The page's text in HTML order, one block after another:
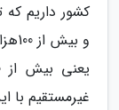
کشور داریم
و
غیرمستقیم با